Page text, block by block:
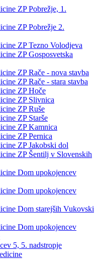
ZP Pobrežje, 1.
ZP Pobrežje 2.
ZP Tezno Volodjeva
ZP Gosposvetska
ZP Rače - nova stavba
ZP Rače - stara stavba
ZP Hoče
ZP Slivnica
ZP Ruše
ZP Starše
ZP Kamnica
ZP Pernica
ZP Jakobski dol
ZP Šentilj v Slovenskih
Dom upokojencev
Dom upokojencev
Dom starejših Vukovski
Dom upokojencev
5, 5. nadstropje